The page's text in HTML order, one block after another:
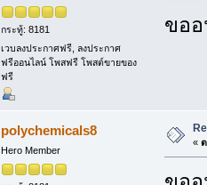
กระทู้: 8181
เวบลงประกาศฟรี, ลงประกาศ
ฟรีออนไลน์ โพสฟรี โพสต์ขายของ
ฟรี
ขอ
polychemicals8
Hero Member
«